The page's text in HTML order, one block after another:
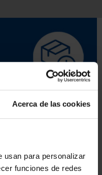
Acerca de las cookies
usan para personalizar
funciones de redes